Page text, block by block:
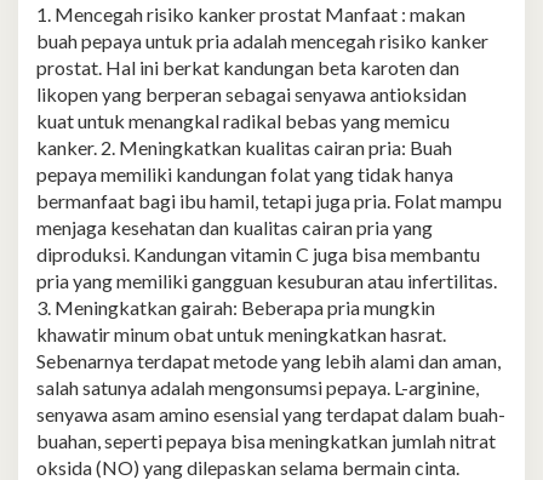
1. Mencegah risiko kanker prostat Manfaat : makan
buah pepaya untuk pria adalah mencegah risiko kanker
prostat. Hal ini berkat kandungan beta karoten dan
likopen yang berperan sebagai senyawa antioksidan
kuat untuk menangkal radikal bebas yang memicu
kanker. 2. Meningkatkan kualitas cairan pria: Buah
pepaya memiliki kandungan folat yang tidak hanya
bermanfaat bagi ibu hamil, tetapi juga pria. Folat mampu
menjaga kesehatan dan kualitas cairan pria yang
diproduksi. Kandungan vitamin C juga bisa membantu
pria yang memiliki gangguan kesuburan atau infertilitas.
3. Meningkatkan gairah: Beberapa pria mungkin
khawatir minum obat untuk meningkatkan hasrat.
Sebenarnya terdapat metode yang lebih alami dan aman,
salah satunya adalah mengonsumsi pepaya. L-arginine,
senyawa asam amino esensial yang terdapat dalam buah-
buahan, seperti pepaya bisa meningkatkan jumlah nitrat
oksida (NO) yang dilepaskan selama bermain cinta.